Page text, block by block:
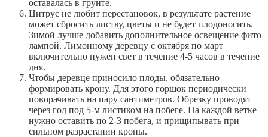
оставалась в грунте.
Цитрус не любит перестановок, в результате растение
может сбросить листву, цветы и не будет плодоносить.
Зимой лучше добавить дополнительное освещение фито
лампой. Лимонному деревцу с октября по март
включительно нужен свет в течение 4-5 часов в течение
дня.
Чтобы деревце приносило плоды, обязательно
формировать крону. Для этого горшок периодически
поворачивать на пару сантиметров. Обрезку проводят
через год под 5-м листиком на побеге. На каждой ветке
нужно оставить по 2-3 побега, и прищипывать при
сильном разрастании кроны.